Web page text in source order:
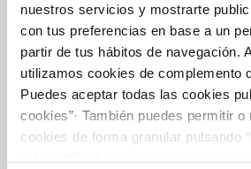
nuestros servicios y mostrarte
con tus preferencias en base a un
partir de tus hábitos de navegación.
utilizamos cookies de complemento
Puedes aceptar todas las cookies
cookies”· También puedes permitir
cookies de forma granular pulsando
Inicio
Gestiones Online